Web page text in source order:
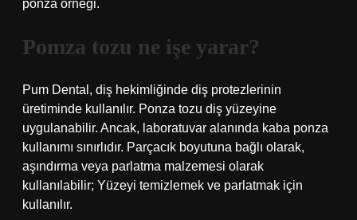
ponza örneği.
Pomza tozu ne işe yarar?
Pum Dental, diş hekimliğinde diş protezlerinin
üretiminde kullanılır. Ponza tozu diş yüzeyine
uygulanabilir. Ancak, laboratuvar alanında kaba ponza
kullanımı sınırlıdır. Parçacık boyutuna bağlı olarak,
aşındırma veya parlatma malzemesi olarak
kullanılabilir; Yüzeyi temizlemek ve parlatmak için
kullanılır.